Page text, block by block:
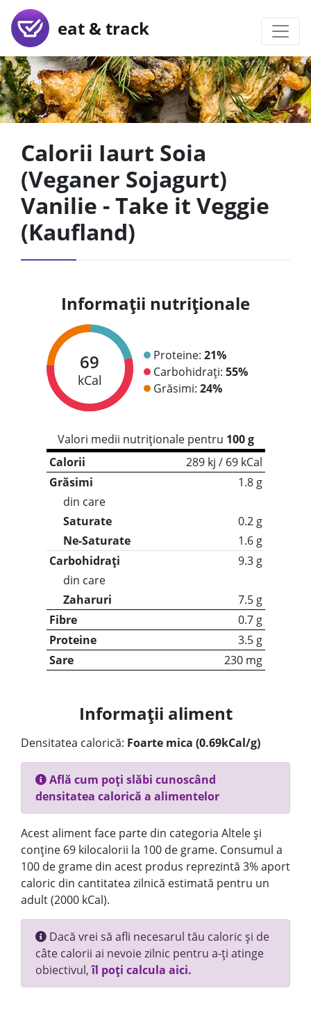
eat & track
Calorii Iaurt Soia
(Veganer Sojagurt)
Vanilie - Take it Veggie
(Kaufland)
Informații nutriționale
69
kCal
Proteine: 21%
Carbohidrați: 55%
Grăsimi: 24%
Valori medii nutriționale pentru 100 g
Calorii
289 kj / 69 kCal
Grăsimi
1.8 g
din care
Saturate
0.2 g
Ne-Saturate
1.6 g
Carbohidrați
9.3 g
din care
Zaharuri
7.5 g
Fibre
0.7 g
Proteine
3.5 g
Sare
230 mg
Informații aliment
Densitatea calorică: Foarte mica (0.69kCal/g)
Află cum poți slăbi cunoscând
densitatea calorică a alimentelor
Acest aliment face parte din categoria Altele și
conține 69 kilocalorii la 100 de grame. Consumul a
100 de grame din acest produs reprezintă 3% aport
caloric din cantitatea zilnică estimată pentru un
adult (2000 kCal).
Dacă vrei să afli necesarul tău caloric și de
câte calorii ai nevoie zilnic pentru a-ți atinge
obiectivul,îl poți calcula aici.